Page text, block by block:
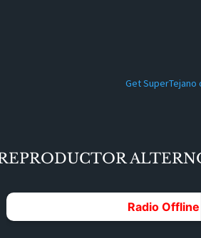
Get SuperTejano